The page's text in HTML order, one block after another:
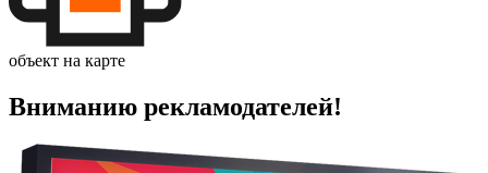
объект на карте
Вниманию рекламодателей!